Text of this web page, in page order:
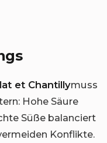
et Chantillymuss
Hohe Säure
Süße balanciert
Konflikte.